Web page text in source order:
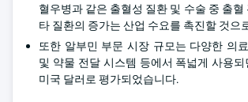
혈우병과 같은 출혈성 질환 및 수술 중 출혈
타 질환의 증가는 산업 수요를 촉진할 것으
또한 알부민 부문 시장 규모는 다양한 의
및 약물 전달 시스템 등에서 폭넓게 사용되
미국 달러로 평가되었습니다.